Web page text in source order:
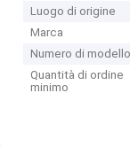
Luogo di origine
Marca
Numero di modello
Quantità di ordine
minimo